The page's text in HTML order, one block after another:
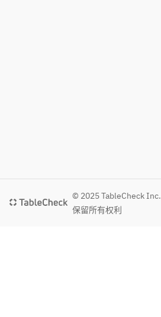
© 2025 TableCheck Inc.
保留所有权利